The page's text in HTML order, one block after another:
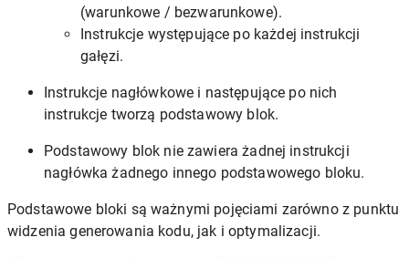
(warunkowe / bezwarunkowe).
Instrukcje występujące po każdej instrukcji
gałęzi.
Instrukcje nagłówkowe i następujące po nich
instrukcje tworzą podstawowy blok.
Podstawowy blok nie zawiera żadnej instrukcji
nagłówka żadnego innego podstawowego bloku.
Podstawowe bloki są ważnymi pojęciami zarówno z punktu
widzenia generowania kodu, jak i optymalizacji.